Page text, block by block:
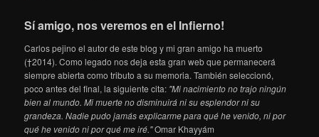
Sí amigo, nos veremos en el Infierno!
Carlos pejino el autor de este blog y mi gran amigo ha muerto
(†2014). Como legado nos deja esta gran web que permanecerá
siempre abierta como tributo a su memoria. También seleccionó,
poco antes del final, la siguiente cita: "Mi nacimiento no trajo ningún
bien al mundo. Mi muerte no disminuirá ni su esplendor ni su
grandeza. Nadie pudo jamás explicarme para qué he venido, ni por
qué he venido ni por qué me iré."Omar Khayyám